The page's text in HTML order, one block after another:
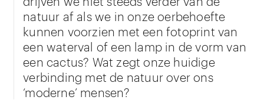
natuur af als we in onze oerbehoefte
kunnen voorzien met een fotoprint van
een waterval of een lamp in de vorm van
een cactus? Wat zegt onze huidige
verbinding met de natuur over ons
‘moderne’ mensen?